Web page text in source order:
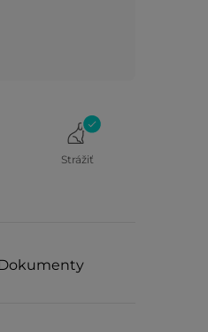
Strážiť
Dokumenty